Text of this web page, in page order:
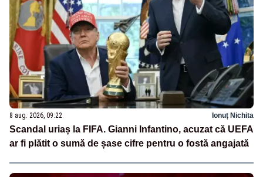
8 aug. 2026, 09:22 Ionuț Nichita
Scandal uriaș la FIFA. Gianni Infantino, acuzat că UEFA
ar fi plătit o sumă de șase cifre pentru o fostă angajată